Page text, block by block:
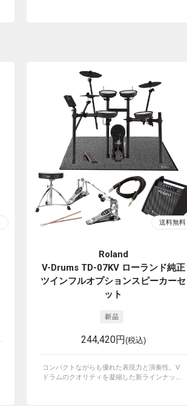
Roland
V-Drums TD-07KV ローランド純正
ツインフルオプションスピーカーセ
ット
244,420円(税込)
コンパクトながらも優れた表現力と演奏性。V
ドラムのクオリティを凝縮した新ラインナッ...